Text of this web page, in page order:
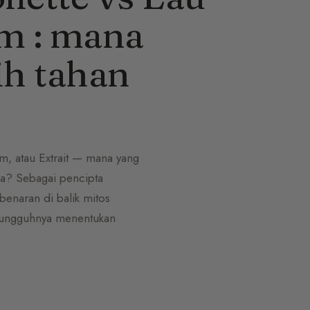
: mana
tahan
atau Extrait — mana yang
Sebagai pencipta
di balik mitos
menentukan